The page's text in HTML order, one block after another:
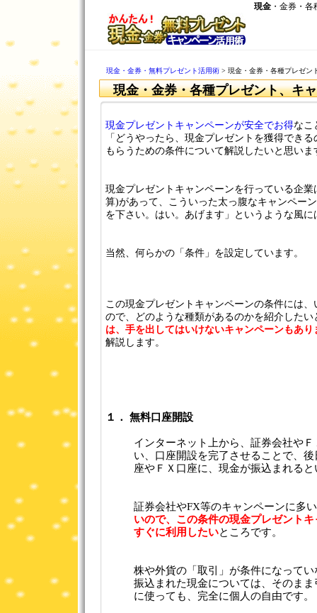
現金 ・金券・
現金・金券・無料プレゼント活用術 > 現金・金券・各種プレゼン
現金・金券・各種プレゼント、キ
現金プレゼントキャンペーンが安全でお得なこ
「どうやったら、現金プレゼントを獲得でき
もらうための条件について解説したいと思いま
現金プレゼントキャンペーンを行っている企
算)があって、こういった太っ腹なキャンペー
を下さい。はい。あげます」というような風
当然、何らかの「条件」を設定しています。
この現金プレゼントキャンペーンの条件には
ので、どのような種類があるのかを紹介したい
は、手を出してはいけないキャンペーンもあり
解説します。
１． 無料口座開設
インターネット上から、証券会社や
い、口座開設を完了させることで、
座やＦＸ口座に、現金が振込まれる
証券会社やFX等のキャンペーンに多
いので、この条件の現金プレゼント
すぐに利用したいところです。
株や外貨の「取引」が条件になって
振込まれた現金については、そのま
に使っても、完全に個人の自由です。